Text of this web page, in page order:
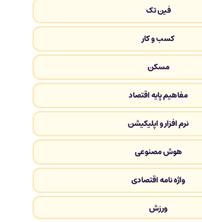
فین تک
کسب و کار
مسکن
مفاهیم پایه اقتصاد
نرم افزار و اپلیکیشن
هوش مصنوعی
واژه نامه اقتصادی
ورزش